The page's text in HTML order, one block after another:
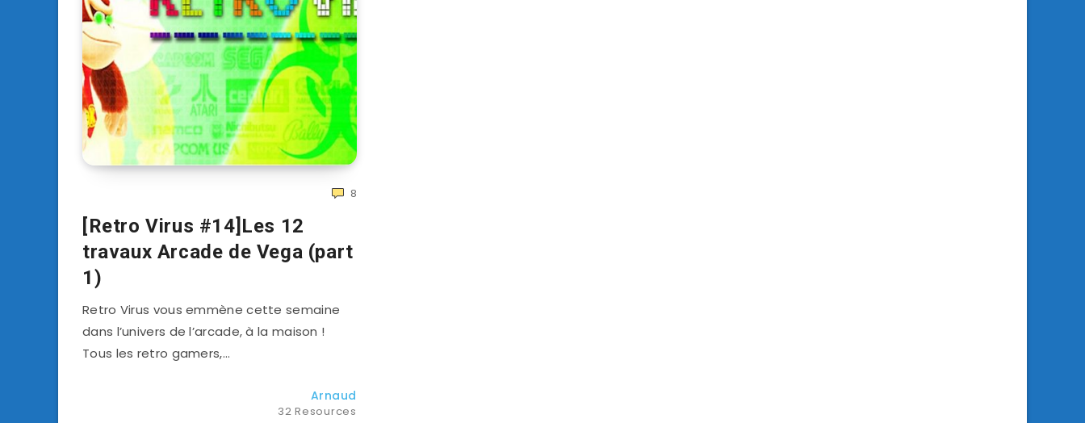
8
[Retro Virus #14]Les 12
travaux Arcade de Vega (part
1)
Retro Virus vous emmène cette semaine
dans l’univers de l’arcade, à la maison !
Tous les retro gamers,…
Arnaud
32 Resources